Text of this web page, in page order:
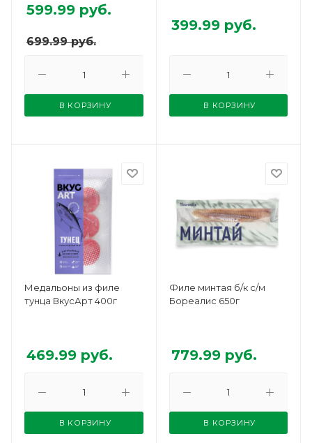
699.99руб.
599.99 руб.
В КОРЗИНУ
399.99руб.
В КОРЗИНУ
Медальоны из филе
тунца ВкусАрт 400г
469.99 руб.
В КОРЗИНУ
Филе минтая б/к с/м
Бореалис 650г
779.99руб.
В КОРЗИНУ